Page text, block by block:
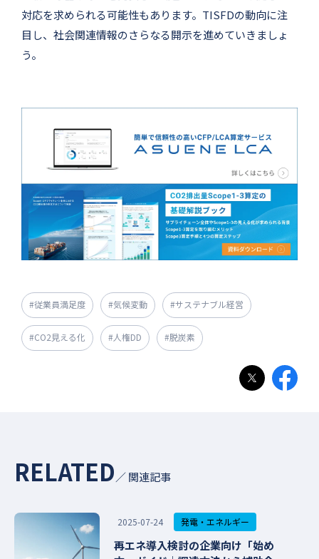
対応を求められる可能性もあります。TISFDの動向に注
目し、社会関連情報のさらなる開示を進めていきましょ
う。
#従業員満足度 #気候変動 #サステナブル経営
#CO2見える化 #人権DD #脱炭素
RELATED／ 関連記事
2025-07-24 発電・エネルギー
再エネ導入検討の企業向け「始め